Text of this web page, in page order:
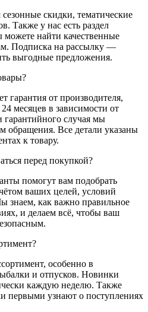
скидки, тематические
Также у нас есть раздел
найти качественные
Подписка на рассылку —
выгодные предложения.
гарантия от производителя,
месяцев в зависимости от
случая мы
обращения. Все детали указаны
к товару.
перед покупкой?
помогут вам подобрать
ваших целей, условий
знаем, как важно правильное
и делаем всё, чтобы ваш
особенно в
и отпусков. Новинки
каждую неделю. Также
первыми узнают о поступлениях